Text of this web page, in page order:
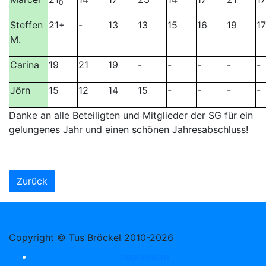
0
Steffen
M.
21+ - 13 13 15 16 19 17
Carina 19 21 19 - - - - -
Jörn 15 12 14 15 - - - -
Danke an alle Beteiligten und Mitglieder der SG für ein
gelungenes Jahr und einen schönen Jahresabschluss!
Zurück
Copyright © Tus Bröckel 2010-2026